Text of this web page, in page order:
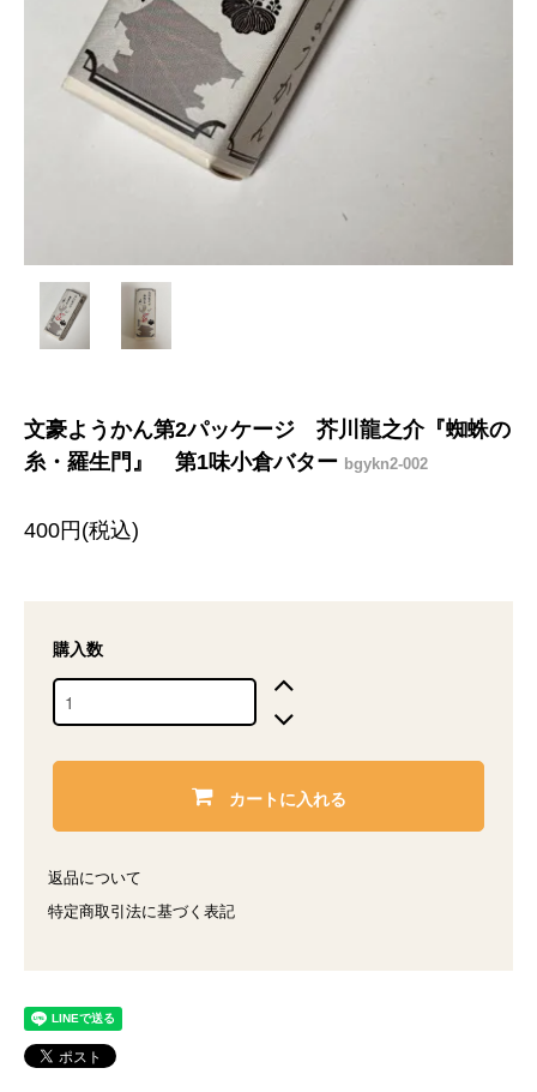
文豪ようかん第2パッケージ 芥川龍之介『蜘蛛の
糸・羅生門』 第1味小倉バター bgykn2-002
400円(税込)
購入数
カートに入れる
返品について
特定商取引法に基づく表記